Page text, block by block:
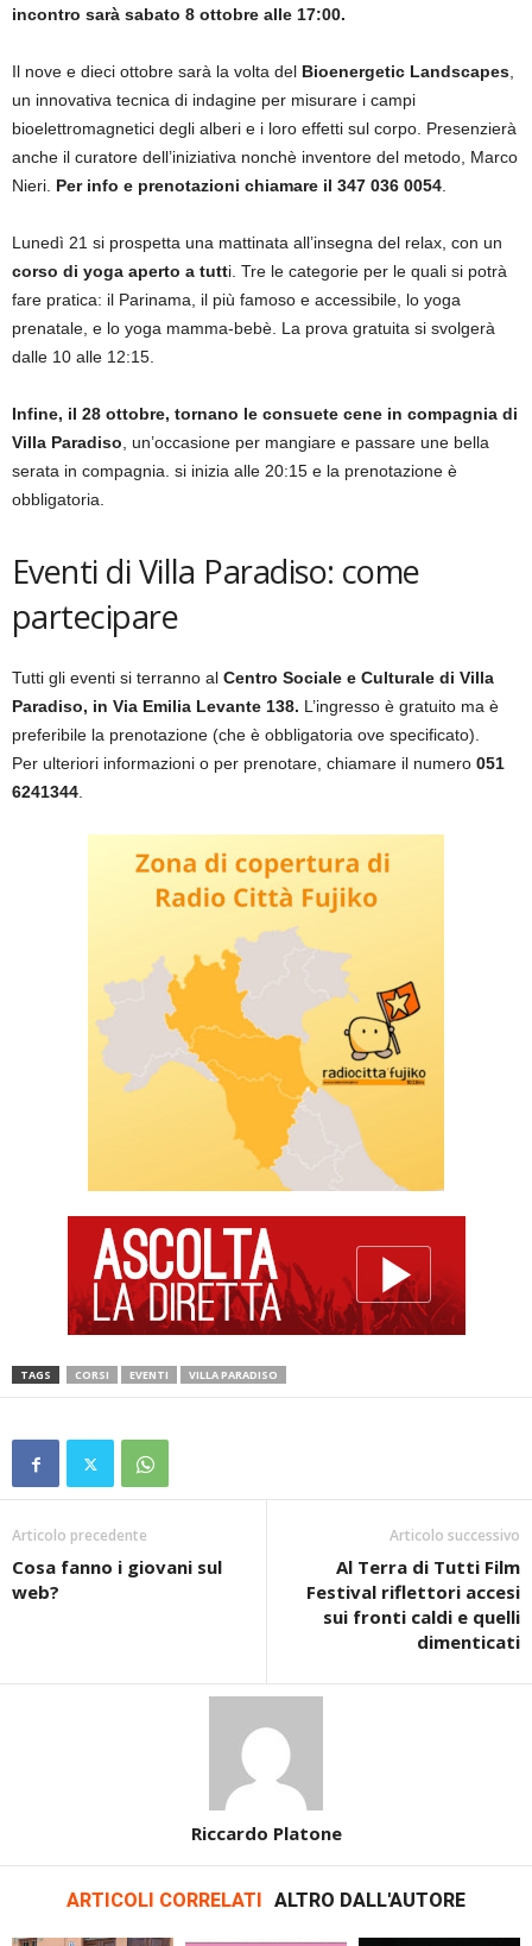
incontro sarà sabato 8 ottobre alle 17:00.
Il nove e dieci ottobre sarà la volta del Bioenergetic Landscapes,
un innovativa tecnica di indagine per misurare i campi
bioelettromagnetici degli alberi e i loro effetti sul corpo. Presenzierà
anche il curatore dell’iniziativa nonchè inventore del metodo, Marco
Nieri. Per info e prenotazioni chiamare il 347 036 0054.
Lunedì 21 si prospetta una mattinata all’insegna del relax, con un
corso di yoga aperto a tutti. Tre le categorie per le quali si potrà
fare pratica: il Parinama, il più famoso e accessibile, lo yoga
prenatale, e lo yoga mamma-bebè. La prova gratuita si svolgerà
dalle 10 alle 12:15.
Infine, il 28 ottobre, tornano le consuete cene in compagnia di
Villa Paradiso, un’occasione per mangiare e passare une bella
serata in compagnia. si inizia alle 20:15 e la prenotazione è
obbligatoria.
Eventi di Villa Paradiso: come
partecipare
Tutti gli eventi si terranno al Centro Sociale e Culturale di Villa
Paradiso, in Via Emilia Levante 138. L’ingresso è gratuito ma è
preferibile la prenotazione (che è obbligatoria ove specificato).
Per ulteriori informazioni o per prenotare, chiamare il numero 051
6241344.
TAGS CORSI EVENTI VILLA PARADISO
Articolo precedente
Cosa fanno i giovani sul
web?
Articolo successivo
Al Terra di Tutti Film
Festival riflettori accesi
sui fronti caldi e quelli
dimenticati
Riccardo Platone
ARTICOLI CORRELATI ALTRO DALL'AUTORE